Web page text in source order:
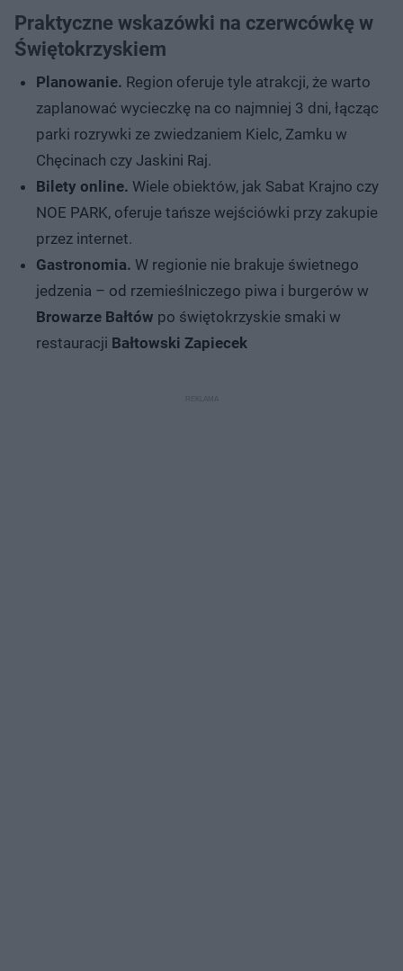
Praktyczne wskazówki na czerwcówkę w
Świętokrzyskiem
Planowanie. Region oferuje tyle atrakcji, że warto
zaplanować wycieczkę na co najmniej 3 dni, łącząc
parki rozrywki ze zwiedzaniem Kielc, Zamku w
Chęcinach czy Jaskini Raj.
Bilety online. Wiele obiektów, jak Sabat Krajno czy
NOE PARK, oferuje tańsze wejściówki przy zakupie
przez internet.
Gastronomia. W regionie nie brakuje świetnego
jedzenia – od rzemieślniczego piwa i burgerów w
Browarze Bałtów po świętokrzyskie smaki w
restauracji Bałtowski Zapiecek